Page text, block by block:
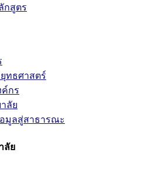
กสูตร
ทธศาสตร์
ค์กร
ลัย
อมูลสู่สาธารณะ
ลัย